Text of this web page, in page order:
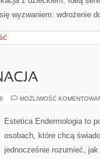
wyzwaniem: wdrożenie
MOŻLIWOŚĆ
Estetica Endermologia to
osobach, które chcą
jednocześnie rozumieć, jak